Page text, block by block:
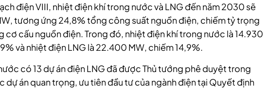
điện VIII, nhiệt điện khí trong nước và LNG đến năm 2030 sẽ
tương ứng 24,8% tổng công suất nguồn điện, chiếm tỷ trọng
cơ cấu nguồn điện. Trong đó, nhiệt điện khí trong nước là 14.930
và nhiệt điện LNG là 22.400 MW, chiếm 14,9%.
có 13 dự án điện LNG đã được Thủ tướng phê duyệt trong
dự án quan trọng, ưu tiên đầu tư của ngành điện tại Quyết định